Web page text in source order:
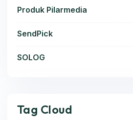
Produk Pilarmedia
SendPick
SOLOG
Tag Cloud